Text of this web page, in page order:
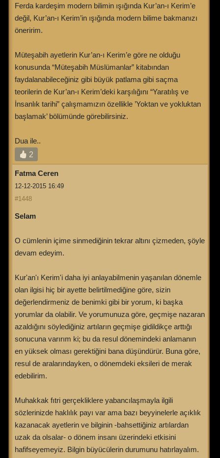
Ferda kardeşim modern bilimin ışığında Kur’an-ı Kerim’e
değil, Kur’an-ı Kerim’in ışığında modern bilime bakmanızı
öneririm.
Müteşabih ayetlerin Kur’an-ı Kerim’e göre ne olduğu
konusunda “Müteşabih Müslümanlar” kitabından
faydalanabileceğiniz gibi büyük patlama gibi saçma
teorilerin de Kur’an-ı Kerim’deki karşılığını “Yaratılış ve
İnsanlık tarihi” çalışmamızın özellikle ’Yoktan ve yokluktan
başlamak’ bölümünde görebilirsiniz.
Dua ile..
2
Fatma Ceren
12-12-2015 16:49
#1448
Selam
O cümlenin içime sinmediğinin tekrar altını çizmeden, şöyle
devam edeyim.
Kur'an'ı Kerim'i daha iyi anlayabilmenin yaşanılan dönemle
olan ilgisi hiç bir ayette belirtilmediğine göre, sizin
değerlendirmeniz de benimki gibi bir yorum, ki başka
yorumlar da olabilir. Ve yorumunuza göre, geçmişe nazaran
azaldığını söylediğiniz artıların geçmişe gidildikçe arttığı
sonucuna varırım ki; bu da resul dönemindeki anlamanın
en yüksek olması gerektiğini bana düşündürür. Buna göre,
resul de aralarındayken, o dönemdeki eksileri de merak
edebilirim.
Muhakkak fıtri gerçekliklere yabancılaşmayla ilgili
sözlerinizde haklılık payı var ama bazı beyyinelerle açıklık
kazanacak ayetlerin ve bilginin -bahsettiğiniz artılardan
uzak da olsalar- o dönem insanı üzerindeki etkisini
hafifseyemeyiz. Bilgin büyücülerin durumunu hatırlayalım.